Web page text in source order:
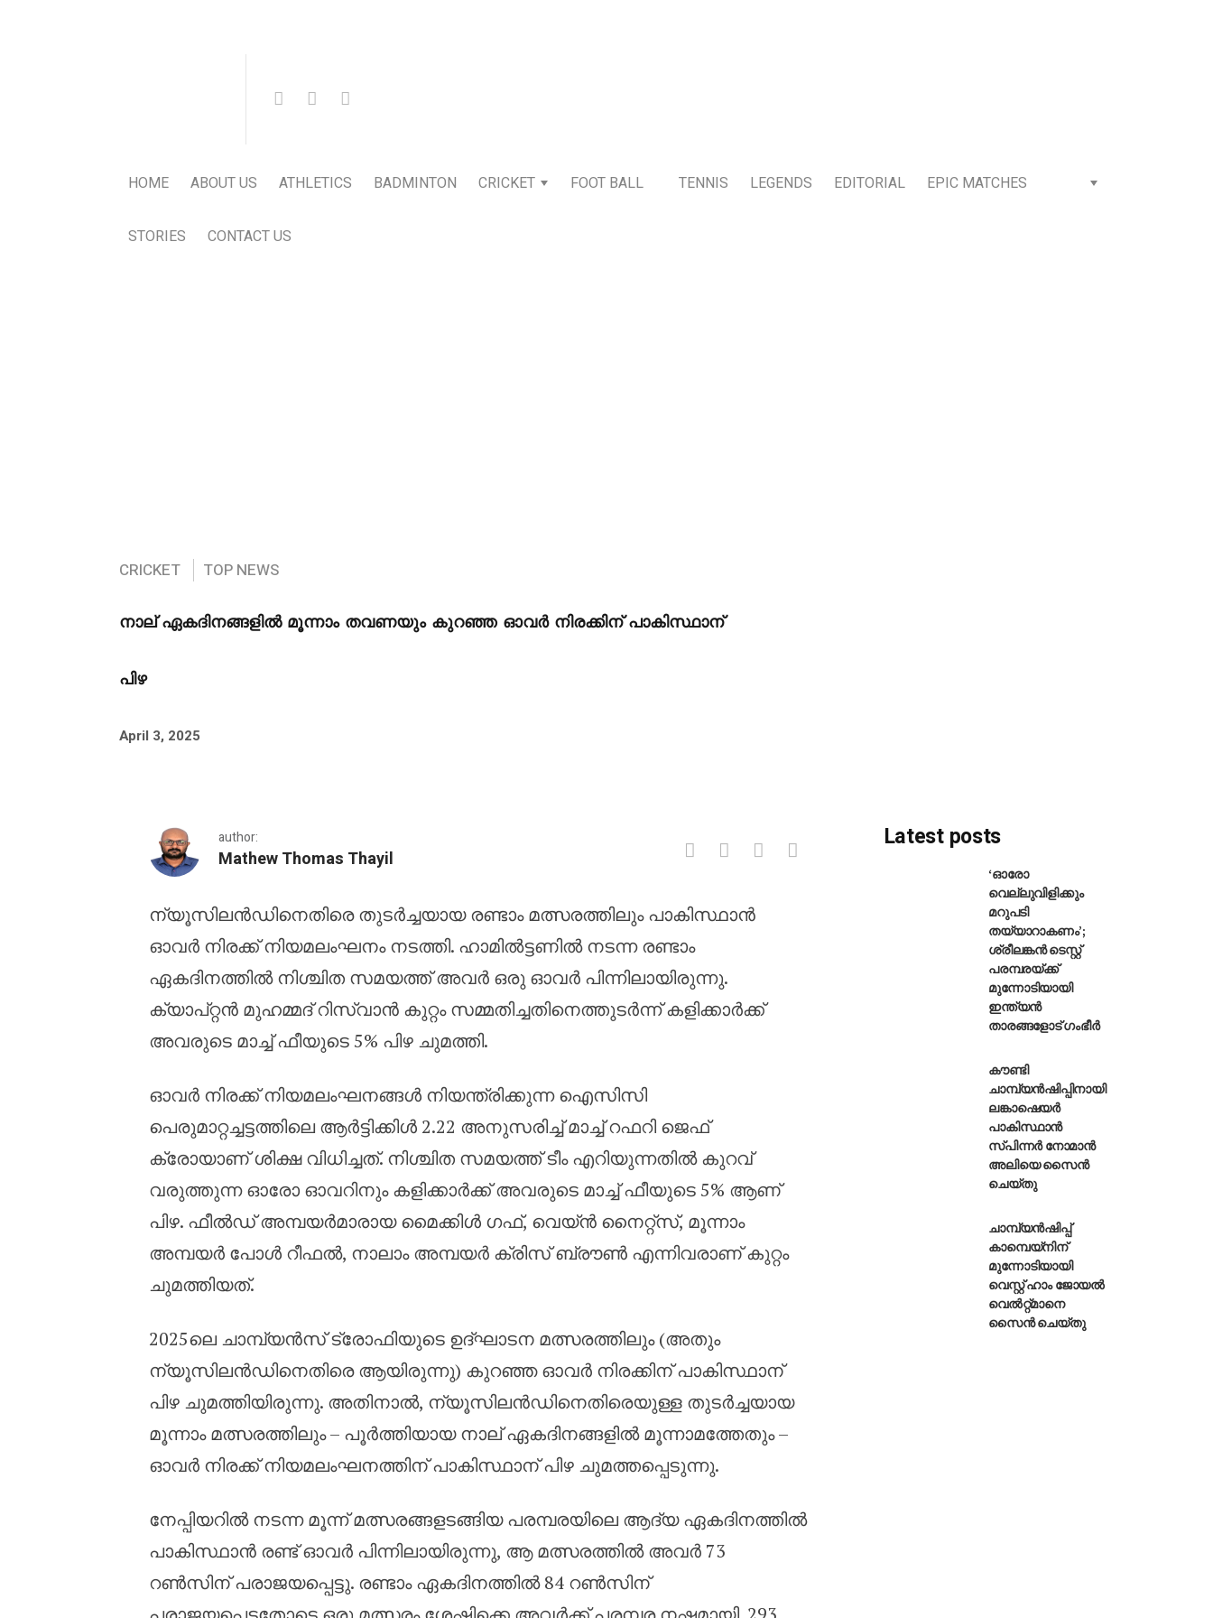
HOME ABOUT US ATHLETICS BADMINTON CRICKET FOOT BALL TENNIS LEGENDS EDITORIAL EPIC MATCHES
STORIES CONTACT US
CRICKET TOP NEWS
നാല് ഏകദിനങ്ങളിൽ മൂന്നാം തവണയും കുറഞ്ഞ ഓവർ നിരക്കിന് പാകിസ്ഥാന്
പിഴ
April 3, 2025
author:
Mathew Thomas Thayil
നാല് ഏകദിനങ്ങളിൽ മൂന്നാം തവണയും കുറഞ്ഞ ഓവർ നിരക്കിന് പാകിസ്ഥാന് പിഴ
ന്യൂസിലൻഡിനെതിരെ തുടർച്ചയായ രണ്ടാം മത്സരത്തിലും പാകിസ്ഥാൻ
ഓവർ നിരക്ക് നിയമലംഘനം നടത്തി. ഹാമിൽട്ടണിൽ നടന്ന രണ്ടാം
ഏകദിനത്തിൽ നിശ്ചിത സമയത്ത് അവർ ഒരു ഓവർ പിന്നിലായിരുന്നു.
ക്യാപ്റ്റൻ മുഹമ്മദ് റിസ്‌വാൻ കുറ്റം സമ്മതിച്ചതിനെത്തുടർന്ന് കളിക്കാർക്ക്
അവരുടെ മാച്ച് ഫീയുടെ 5% പിഴ ചുമത്തി.
ഓവർ നിരക്ക് നിയമലംഘനങ്ങൾ നിയന്ത്രിക്കുന്ന ഐസിസി
പെരുമാറ്റച്ചട്ടത്തിലെ ആർട്ടിക്കിൾ 2.22 അനുസരിച്ച് മാച്ച് റഫറി ജെഫ്
ക്രോയാണ് ശിക്ഷ വിധിച്ചത്. നിശ്ചിത സമയത്ത് ടീം എറിയുന്നതിൽ കുറവ്
വരുത്തുന്ന ഓരോ ഓവറിനും കളിക്കാർക്ക് അവരുടെ മാച്ച് ഫീയുടെ 5% ആണ്
പിഴ. ഫീൽഡ് അമ്പയർമാരായ മൈക്കിൾ ഗഫ്, വെയ്ൻ നൈറ്റ്സ്, മൂന്നാം
അമ്പയർ പോൾ റീഫൽ, നാലാം അമ്പയർ ക്രിസ് ബ്രൗൺ എന്നിവരാണ് കുറ്റം
ചുമത്തിയത്.
2025ലെ ചാമ്പ്യൻസ് ട്രോഫിയുടെ ഉദ്ഘാടന മത്സരത്തിലും (അതും
ന്യൂസിലൻഡിനെതിരെ ആയിരുന്നു) കുറഞ്ഞ ഓവർ നിരക്കിന് പാകിസ്ഥാന്
പിഴ ചുമത്തിയിരുന്നു. അതിനാൽ, ന്യൂസിലൻഡിനെതിരെയുള്ള തുടർച്ചയായ
മൂന്നാം മത്സരത്തിലും – പൂർത്തിയായ നാല് ഏകദിനങ്ങളിൽ മൂന്നാമത്തേതും –
ഓവർ നിരക്ക് നിയമലംഘനത്തിന് പാകിസ്ഥാന് പിഴ ചുമത്തപ്പെടുന്നു.
നേപ്പിയറിൽ നടന്ന മൂന്ന് മത്സരങ്ങളടങ്ങിയ പരമ്പരയിലെ ആദ്യ ഏകദിനത്തിൽ
പാകിസ്ഥാൻ രണ്ട് ഓവർ പിന്നിലായിരുന്നു, ആ മത്സരത്തിൽ അവർ 73
റൺസിന് പരാജയപ്പെട്ടു. രണ്ടാം ഏകദിനത്തിൽ 84 റൺസിന്
Latest posts
‘ഓരോ
വെല്ലുവിളിക്കും
മറുപടി
തയ്യാറാകണം’;
ശ്രീലങ്കൻ ടെസ്റ്റ്
പരമ്പരയ്ക്ക്
മുന്നോടിയായി
ഇന്ത്യൻ
താരങ്ങളോട് ഗംഭീർ
കൗണ്ടി
ചാമ്പ്യൻഷിപ്പിനായി
ലങ്കാഷെയർ
പാകിസ്ഥാൻ
സ്പിന്നർ നോമാൻ
അലിയെ സൈൻ
ചെയ്തു
ചാമ്പ്യൻഷിപ്പ്
കാമ്പെയ്‌നിന്
മുന്നോടിയായി
വെസ്റ്റ് ഹാം ജോയൽ
വെൽറ്റ്മാനെ
സൈൻ ചെയ്തു